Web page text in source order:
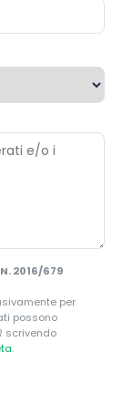
N. 2016/679
per
possono
scrivendo
.